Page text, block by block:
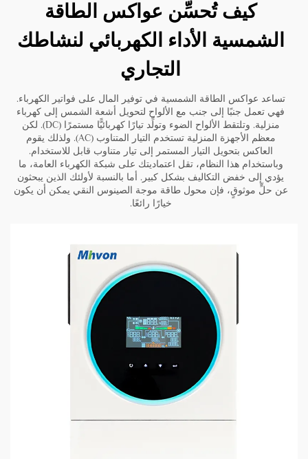
كيف تُحسِّن عواكس الطاقة
الشمسية الأداء الكهربائي لنشاطك
التجاري
تساعد عواكس الطاقة الشمسية في توفير المال على فواتير الكهرباء.
فهي تعمل جنبًا إلى جنب مع الألواح لتحويل أشعة الشمس إلى كهرباء
منزلية. وتلتقط الألواح الضوء وتولِّد تيارًا كهربائيًّا مستمرًا (DC). لكن
معظم الأجهزة المنزلية تستخدم التيار المتناوب (AC). ولذلك يقوم
العاكس بتحويل التيار المستمر إلى تيار متناوب قابل للاستخدام.
وباستخدام هذا النظام، تقل اعتماديتك على شبكة الكهرباء العامة، ما
يؤدي إلى خفض التكاليف بشكل كبير. أما بالنسبة لأولئك الذين يبحثون
عن حلٍّ موثوقٍ، فإن محول طاقة موجة الصينوس النقي يمكن أن يكون
خيارًا رائعًا.